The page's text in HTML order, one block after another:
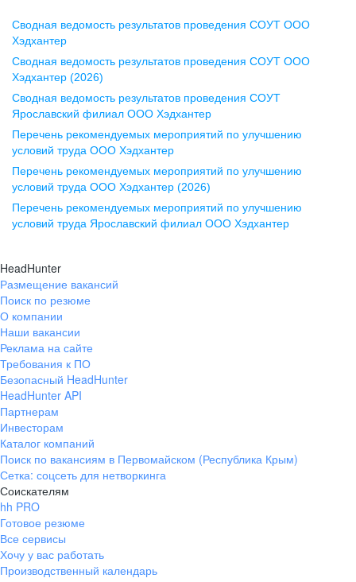
Воронеж
ул. Комиссаржевской, д. 10,
офис 1212
+7 473 280-05-05
pr@vrn.hh.ru
ул. Спартаковская, д. 2А, этаж 3,
помещение 15
+7 843 212-12-50
Екатеринбург
ул. Боевых Дружин, стр. 20,
+7 343 226-79-99
pr@ural.hh.ru
ул. Янковского, д. 169, 7 этаж,
706 каб.
+7 861 205-55-57
pr@krd.hh.ru
Владивосток
пер. Ланинский д. 4, офис 3.4
+7 423 202-33-28
Сводная ведомость результатов проведения СОУТ ООО
Хэдхантер
Сводная ведомость результатов проведения СОУТ ООО
Хэдхантер (2026)
Сводная ведомость результатов проведения СОУТ
Ярославский филиал ООО Хэдхантер
Перечень рекомендуемых мероприятий по улучшению
условий труда ООО Хэдхантер
Перечень рекомендуемых мероприятий по улучшению
условий труда ООО Хэдхантер (2026)
Перечень рекомендуемых мероприятий по улучшению
условий труда Ярославский филиал ООО Хэдхантер
HeadHunter
Размещение вакансий
Поиск по резюме
О компании
Наши вакансии
Реклама на сайте
Требования к ПО
Безопасный HeadHunter
HeadHunter API
Партнерам
Инвесторам
Каталог компаний
Поиск по вакансиям в Первомайском (Республика Крым)
Сетка: соцсеть для нетворкинга
Соискателям
hh PRO
Готовое резюме
Все сервисы
Хочу у вас работать
Производственный календарь